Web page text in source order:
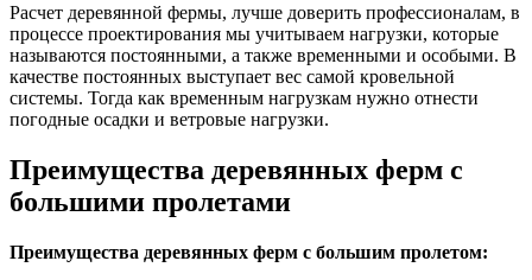
Расчет деревянной фермы, лучше доверить профессионалам, в
процессе проектирования мы учитываем нагрузки, которые
называются постоянными, а также временными и особыми. В
качестве постоянных выступает вес самой кровельной
системы. Тогда как временным нагрузкам нужно отнести
погодные осадки и ветровые нагрузки.
Преимущества деревянных ферм с
большими пролетами
Преимущества деревянных ферм с большим пролетом: